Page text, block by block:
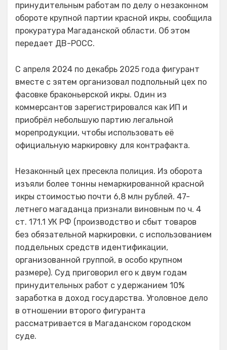
принудительным работам по делу о незаконном
обороте крупной партии красной икры, сообщила
прокуратура Магаданской области. Об этом
передает ДВ-РОСС.
С апреля 2024 по декабрь 2025 года фигурант
вместе с зятем организовал подпольный цех по
фасовке браконьерской икры. Один из
коммерсантов зарегистрировался как ИП и
приобрёл небольшую партию легальной
морепродукции, чтобы использовать её
официальную маркировку для контрафакта.
Незаконный цех пресекла полиция. Из оборота
изъяли более тонны немаркированной красной
икры стоимостью почти 6,8 млн рублей. 47-
летнего магаданца признали виновным по ч. 4
ст. 171.1 УК РФ (производство и сбыт товаров
без обязательной маркировки, с использованием
поддельных средств идентификации,
организованной группой, в особо крупном
размере). Суд приговорил его к двум годам
принудительных работ с удержанием 10%
заработка в доход государства. Уголовное дело
в отношении второго фигуранта
рассматривается в Магаданском городском
суде.